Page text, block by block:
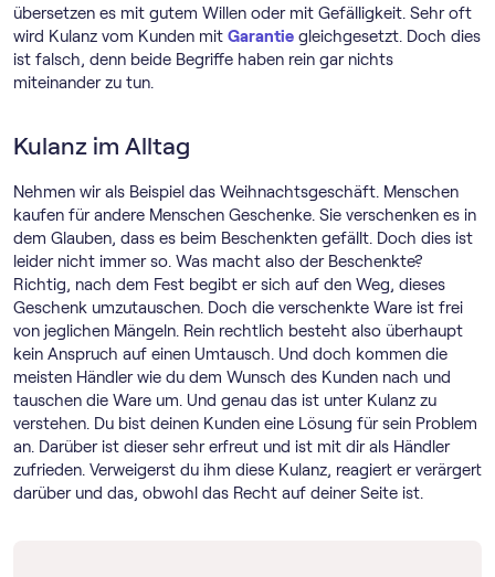
übersetzen es mit gutem Willen oder mit Gefälligkeit. Sehr oft
wird Kulanz vom Kunden mit Garantie gleichgesetzt. Doch dies
ist falsch, denn beide Begriffe haben rein gar nichts
miteinander zu tun.
Kulanz im Alltag
Nehmen wir als Beispiel das Weihnachtsgeschäft. Menschen
kaufen für andere Menschen Geschenke. Sie verschenken es in
dem Glauben, dass es beim Beschenkten gefällt. Doch dies ist
leider nicht immer so. Was macht also der Beschenkte?
Richtig, nach dem Fest begibt er sich auf den Weg, dieses
Geschenk umzutauschen. Doch die verschenkte Ware ist frei
von jeglichen Mängeln. Rein rechtlich besteht also überhaupt
kein Anspruch auf einen Umtausch. Und doch kommen die
meisten Händler wie du dem Wunsch des Kunden nach und
tauschen die Ware um. Und genau das ist unter Kulanz zu
verstehen. Du bist deinen Kunden eine Lösung für sein Problem
an. Darüber ist dieser sehr erfreut und ist mit dir als Händler
zufrieden. Verweigerst du ihm diese Kulanz, reagiert er verärgert
darüber und das, obwohl das Recht auf deiner Seite ist.